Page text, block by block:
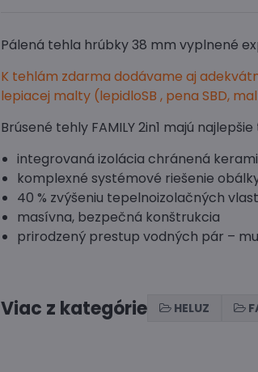
Pálená tehla hrúbky 38 mm vyplnené
K tehlám zdarma dodávame aj
lepiacej malty (lepidloSB , pena SBD,
Brúsené tehly FAMILY 2in1 majú
integrovaná izolácia chránená
komplexné systémové riešenie
40 % zvýšeniu tepelnoizolačných
masívna, bezpečná konštrukcia
prirodzený prestup vodných pár –
Viac z kategórie HELUZ